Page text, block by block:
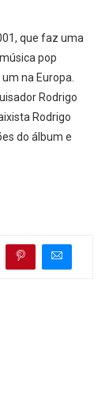
que faz uma
pop
na Europa.
Rodrigo
Rodrigo
do álbum e